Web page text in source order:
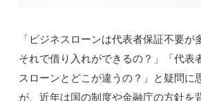
「ビジネスローンは代表者保証不要が
それで借り入れができるの？」「代表
スローンとどこが違うの？」と疑問に
が、近年は国の制度や金融庁の方針を